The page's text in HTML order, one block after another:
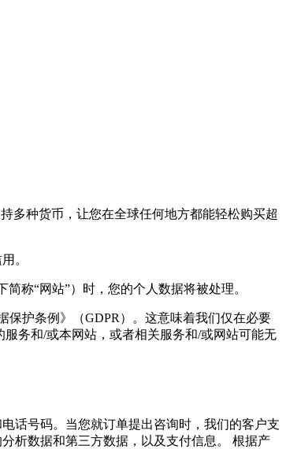
多种货币，让您在全球任何地方都能轻松购买超
。
简称“网站”）时，您的个人数据将被处理。
保护条例》（GDPR）。这意味着我们仅在必要
务和/或本网站，或者相关服务和/或网站可能无
话号码。当您就订单提出咨询时，我们的客户支
析数据和第三方数据，以及支付信息。 根据产